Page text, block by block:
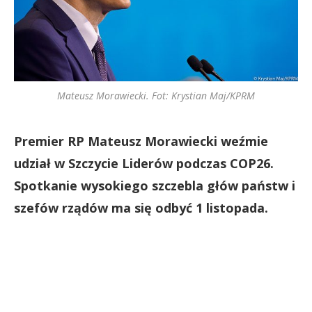
Mateusz Morawiecki. Fot: Krystian Maj/KPRM
Premier RP Mateusz Morawiecki weźmie
udział w Szczycie Liderów podczas COP26.
Spotkanie wysokiego szczebla głów państw i
szefów rządów ma się odbyć 1 listopada.